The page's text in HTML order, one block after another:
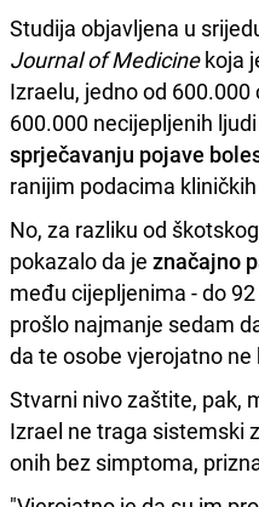
Studija objavljena u
Journal of Medicinekoja
Izraelu, jedno od
600.000 necijepljenih
sprječavanju pojave
ranijim podacima
No, za razliku od
pokazalo da je značajno
među cijepljenima - do
prošlo najmanje sedam
da te osobe vjerojatno ne
Stvarni nivo zaštite, pak,
Izrael ne traga sistemski
onih bez simptoma,